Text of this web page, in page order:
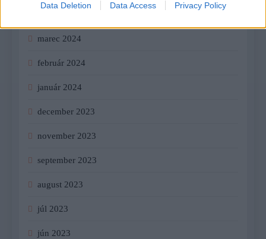
Data Deletion Data Access Privacy Policy
marec 2024
február 2024
január 2024
december 2023
november 2023
september 2023
august 2023
júl 2023
jún 2023